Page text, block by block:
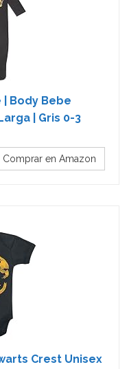
Body Bebe
| Gris 0-3
Comprar en Amazon
Crest Unisex